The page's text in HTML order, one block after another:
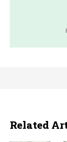
Related